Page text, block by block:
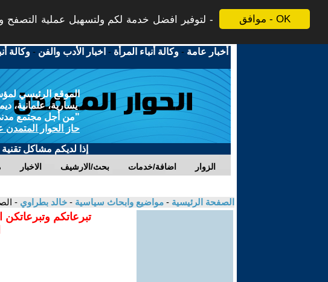
موافق - OK
لتوفير افضل خدمة لكم ولتسهيل عملية التصفح
أخبار عامة -وكالة أنباء المرأة - اخبار الأدب والفن -وكالة
الموقع الرئيسي
يسارية، علمانية،
"من أجل مجتمع
حاز الحوار المتمدن
إذا لديكم مشاكل
الاخبار بحث/الارشيف اضافة/خدمات الزوار
الصفحة الرئيسية - مواضيع وابحاث سياسية - خالد بطراوي -
تبرعاتكم